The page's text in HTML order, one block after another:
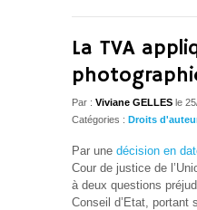
La TVA
Par : Viviane GELLES le
Catégories : Droits
Par une décision en
Cour de justice de
à deux questions
Conseil d’Etat, portant